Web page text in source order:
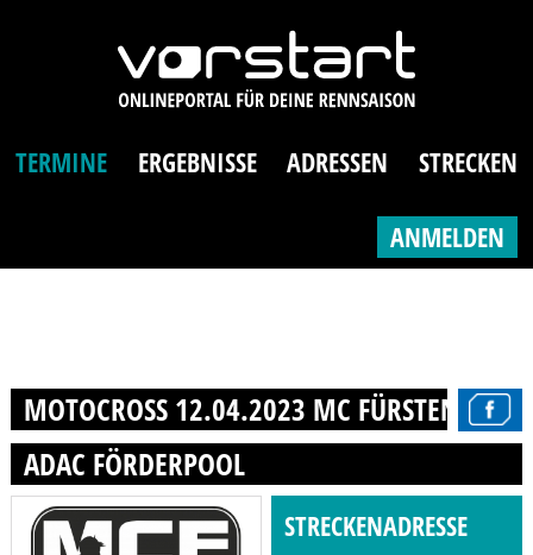
TERMINE ERGEBNISSE ADRESSEN STRECKEN
ANMELDEN
MOTOCROSS 12.04.2023 MC
ADAC FÖRDERPOOL
STRECKENADRESSE